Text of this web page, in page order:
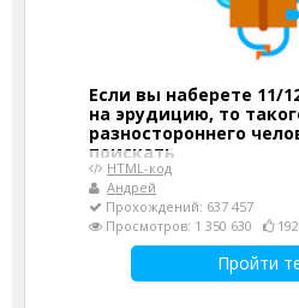
Если вы наберете 11/
на эрудицию, то
разностороннего
поискать
HTML-код
Андрей
Прохождений: 637 457
Просмотров: 1 350 630
192
Пройти